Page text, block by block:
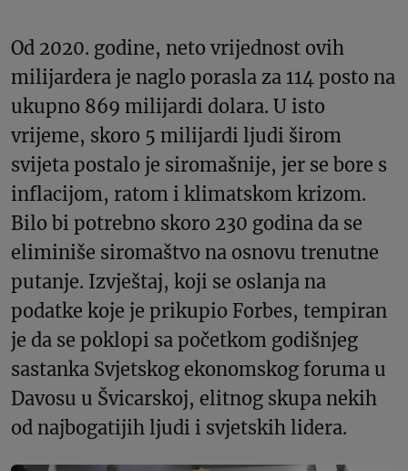
Od 2020. godine, neto vrijednost ovih
milijardera je naglo porasla za 114 posto na
ukupno 869 milijardi dolara. U isto
vrijeme, skoro 5 milijardi ljudi širom
svijeta postalo je siromašnije, jer se bore s
inflacijom, ratom i klimatskom krizom.
Bilo bi potrebno skoro 230 godina da se
eliminiše siromaštvo na osnovu trenutne
putanje. Izvještaj, koji se oslanja na
podatke koje je prikupio Forbes, tempiran
je da se poklopi sa početkom godišnjeg
sastanka Svjetskog ekonomskog foruma u
Davosu u Švicarskoj, elitnog skupa nekih
od najbogatijih ljudi i svjetskih lidera.